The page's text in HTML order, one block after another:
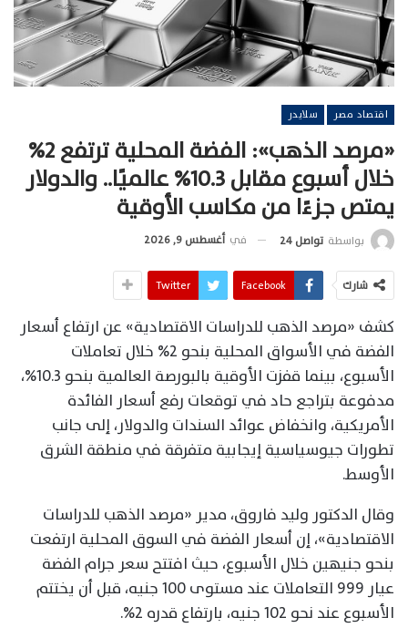
اقتصاد مصر سلايدر
«مرصد الذهب»: الفضة المحلية ترتفع 2%
خلال أسبوع مقابل 10.3% عالميًا.. والدولار
يمتص جزءًا من مكاسب الأوقية
بواسطة تواصل 24 في أغسطس 9, 2026
شارك Facebook
Twitter
كشف «مرصد الذهب للدراسات الاقتصادية» عن ارتفاع أسعار
الفضة في الأسواق المحلية بنحو 2% خلال تعاملات
الأسبوع، بينما قفزت الأوقية بالبورصة العالمية بنحو 10.3%،
مدفوعة بتراجع حاد في توقعات رفع أسعار الفائدة
الأمريكية، وانخفاض عوائد السندات والدولار، إلى جانب
تطورات جيوسياسية إيجابية متفرقة في منطقة الشرق
الأوسط.
وقال الدكتور وليد فاروق، مدير «مرصد الذهب للدراسات
الاقتصادية»، إن أسعار الفضة في السوق المحلية ارتفعت
بنحو جنيهين خلال الأسبوع، حيث افتتح سعر جرام الفضة
عيار 999 التعاملات عند مستوى 100 جنيه، قبل أن يختتم
الأسبوع عند نحو 102 جنيه، بارتفاع قدره 2%.